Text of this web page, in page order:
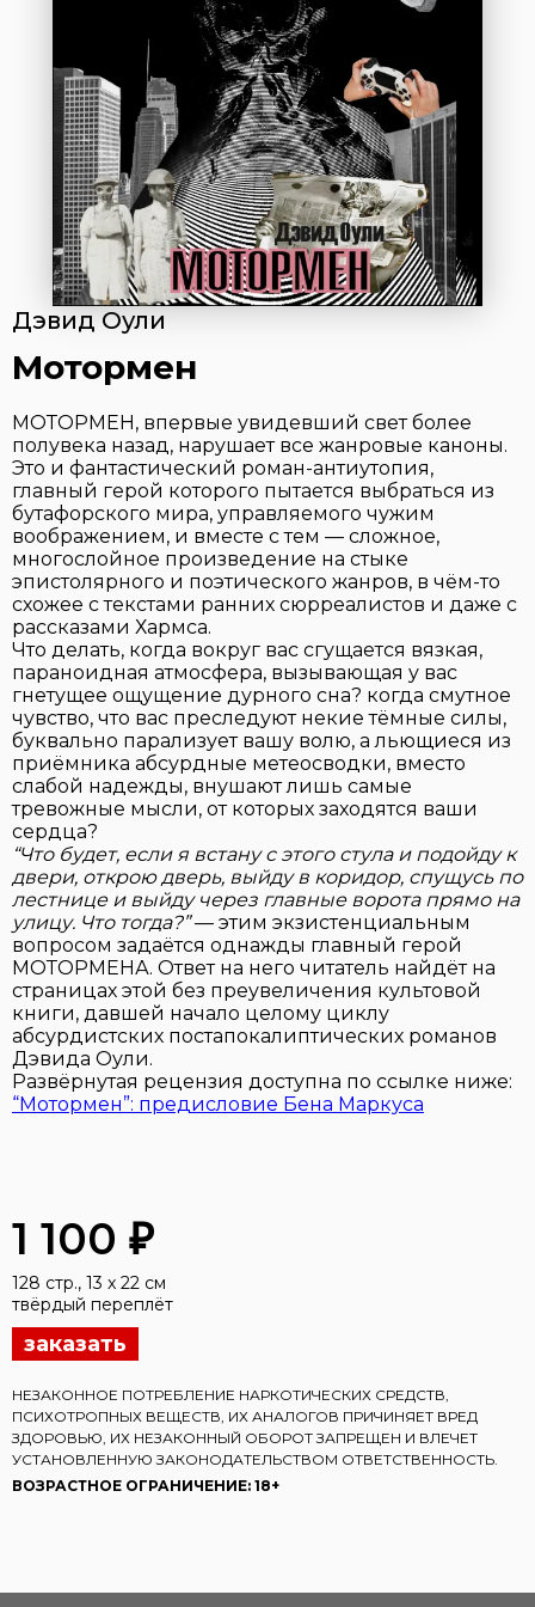
Дэвид Оули
Мотормен
МОТОРМЕН, впервые увидевший свет более
полувека назад, нарушает все жанровые каноны.
Это и фантастический роман-антиутопия,
главный герой которого пытается выбраться из
бутафорского мира, управляемого чужим
воображением, и вместе с тем — сложное,
многослойное произведение на стыке
эпистолярного и поэтического жанров, в чём-то
схожее с текстами ранних сюрреалистов и даже с
рассказами Хармса.
Что делать, когда вокруг вас сгущается вязкая,
параноидная атмосфера, вызывающая у вас
гнетущее ощущение дурного сна? когда смутное
чувство, что вас преследуют некие тёмные силы,
буквально парализует вашу волю, а льющиеся из
приёмника абсурдные метеосводки, вместо
слабой надежды, внушают лишь самые
тревожные мысли, от которых заходятся ваши
сердца?
“Что будет, если я встану с этого стула и подойду к
двери, открою дверь, выйду в коридор, спущусь по
лестнице и выйду через главные ворота прямо на
улицу. Что тогда?”— этим экзистенциальным
вопросом задаётся однажды главный герой
МОТОРМЕНА. Ответ на него читатель найдёт на
страницах этой без преувеличения культовой
книги, давшей начало целому циклу
абсурдистских постапокалиптических романов
Дэвида Оули.
Развёрнутая рецензия доступна по ссылке ниже:
“Мотормен”: предисловие Бена Маркуса
1 100 ₽
128 стр., 13 x 22 см
твёрдый переплёт
заказать
НЕЗАКОННОЕ ПОТРЕБЛЕНИЕ НАРКОТИЧЕСКИХ СРЕДСТВ,
ПСИХОТРОПНЫХ ВЕЩЕСТВ, ИХ АНАЛОГОВ ПРИЧИНЯЕТ ВРЕД
ЗДОРОВЬЮ, ИХ НЕЗАКОННЫЙ ОБОРОТ ЗАПРЕЩЕН И ВЛЕЧЕТ
УСТАНОВЛЕННУЮ ЗАКОНОДАТЕЛЬСТВОМ ОТВЕТСТВЕННОСТЬ.
ВОЗРАСТНОЕ ОГРАНИЧЕНИЕ: 18+